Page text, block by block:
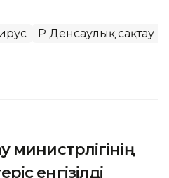
ҚР Денсаулық сақтау
министрлігінің
енгізілді